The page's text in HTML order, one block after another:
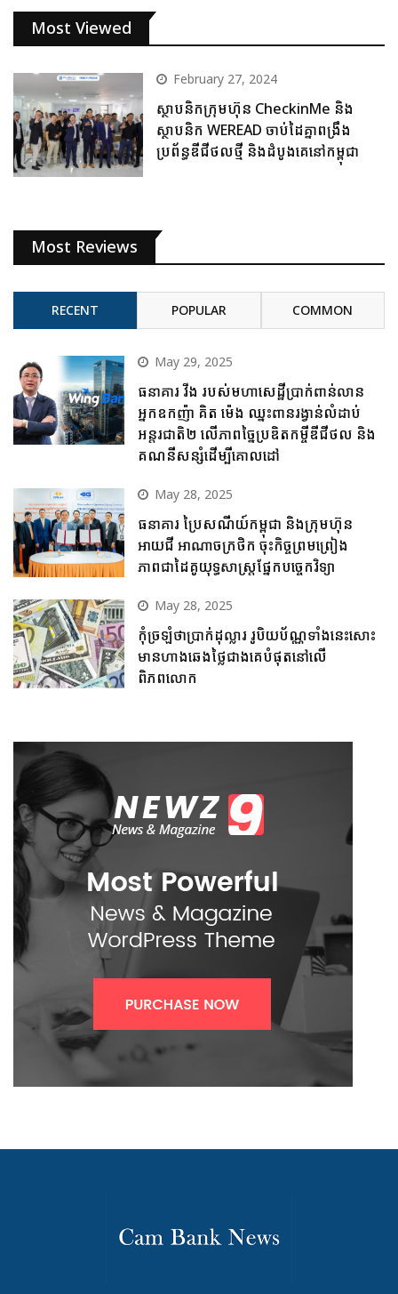
Most Viewed
February 27, 2024
ស្ថាបនិកក្រុមហ៊ុន CheckinMe និង
ស្ថាបនិក WEREAD ចាប់ដៃគ្នាពង្រឹង
ប្រព័ន្ធឌីជីថលថ្មី និងដំបូងគេនៅកម្ពុជា
Most Reviews
RECENT POPULAR COMMON
May 29, 2025
ធនាគារ វីង របស់មហាសេដ្ឋីប្រាក់ពាន់លាន
អ្នកឧកញ៉ា គិត ម៉េង ឈ្នះពានរង្វាន់លំដាប់
អន្តរជាតិ២ លើភាពច្នៃប្រឌិតកម្ចីឌីជីថល និង
គណនីសន្សំដើម្បីគោលដៅ
May 28, 2025
ធនាគារ ប្រៃសណីយ៍កម្ពុជា និងក្រុមហ៊ុន
អាយជី អាណាចក្រថិក ចុះកិច្ចព្រមព្រៀង
ភាពជាដៃគូយុទ្ធសាស្ត្រផ្នែកបច្ចេកវិទ្យា
May 28, 2025
កុំច្រឡំថាប្រាក់ដុល្លារ រូបិយប័ណ្ណទាំងនេះសោះ
មានហាងឆេងថ្លៃជាងគេបំផុតនៅលើ
ពិភពលោក